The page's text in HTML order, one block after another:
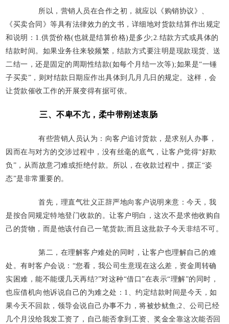
所以，营销人员在合作之初，就应以《购销协议》、
《买卖合同》等具有法律效力的文书，详细地对货款结算作出规定
和说明：1.供货价格(也就是结算价格)是多少;2.结款方式或具体的
结款时间。如果业务往来较频繁，结款方式要注明是现款现货、送
二结一，还是固定的周期性结款(如每个月结一次等);如果是“一锤
子买卖”，则对结款日期应作出具体到几月几日的规定。这样，会
让货款催收工作的开展变得有据可依。
三、不卑不亢，柔中带刚述衷肠
有些营销人员认为：向客户追讨货款，是求别人办事，
因而在与对方的交涉过程中，没有丝毫的底气，让客户觉得“好欺
负”，从而故意刁难或拒绝付款。所以，在收款过程中，摆正“姿
态”是非常重要的。
首先，理直气壮义正辞严地向客户说明来意：今天，我
是按合同规定特地登门收款的。让客户明白，这次不是求他收购自
己的货物，而是他该付自己一笔货款;而且这批款子今天非结不可。
第二，在理解客户难处的同时，让客户也理解自己的难
处。有时客户会说：“您看，我公司生意现在这么差，资金周转确
实困难，能不能缓几天再结?”对这种“借口”在表示“理解”的同时，
也应借机向他诉说自己的为难之处：1、约定结款时间是今天，如
果今天不回款，领导会说自己办事不力，将被炒鱿鱼;2、公司已经
几个月没给我发工资了，自己能否拿到工资、奖金全靠这次能否回